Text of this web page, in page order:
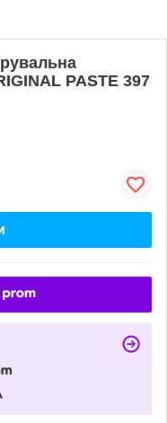
PASTE 397